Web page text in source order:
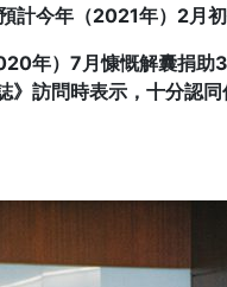
計今年（2021年）2月
年）7月慷慨解囊捐
》訪問時表示，十分認